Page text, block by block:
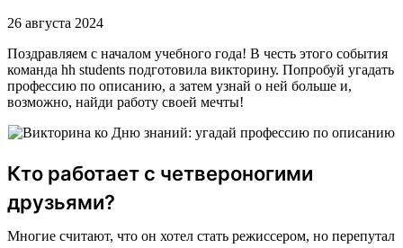
26 августа 2024
Поздравляем с началом учебного года! В честь этого события
команда hh students подготовила викторину. Попробуй угадать
профессию по описанию, а затем узнай о ней больше и,
возможно, найди работу своей мечты!
Кто работает с четвероногими
друзьями?
Многие считают, что он хотел стать режиссером, но перепутал